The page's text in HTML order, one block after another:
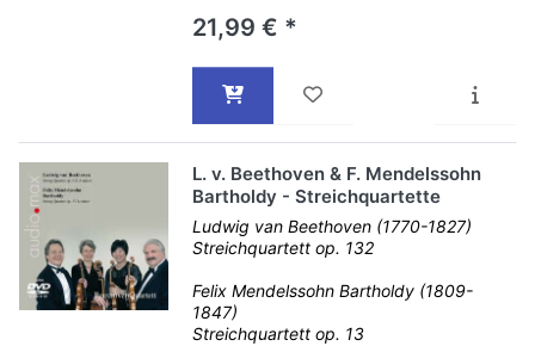
21,99 € *
L. v. Beethoven & F. Mendelssohn
Bartholdy - Streichquartette
Ludwig van Beethoven (1770-1827)
Streichquartett op. 132
Felix Mendelssohn Bartholdy (1809-
1847)
Streichquartett op. 13